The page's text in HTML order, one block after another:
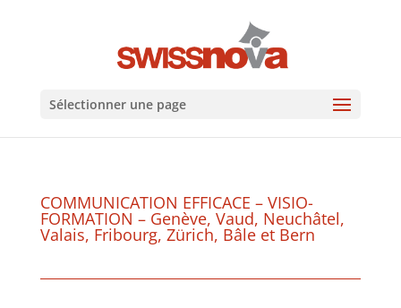
Sélectionner une page
COMMUNICATION EFFICACE – VISIO-
FORMATION – Genève, Vaud, Neuchâtel,
Valais, Fribourg, Zürich, Bâle et Bern